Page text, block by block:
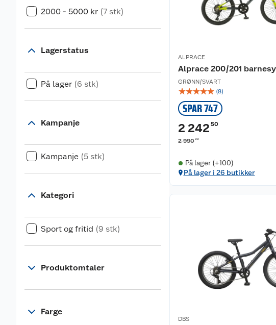
2000 - 5000 kr (7 stk)
Lagerstatus
På lager (6 stk)
Kampanje
Kampanje (5 stk)
Kategori
Sport og fritid (9 stk)
Produktomtaler
Farge
ALPRACE
Alprace 200/201
GRØNN/SVART
☆☆☆☆☆ (8)
SPAR 747
2 242 50
2 99000
På lager (+100)
På lager i 26 butikker
DBS